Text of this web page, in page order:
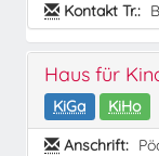
Kontakt Tr.:
Haus für
KiGa
KiHo
Anschrift: